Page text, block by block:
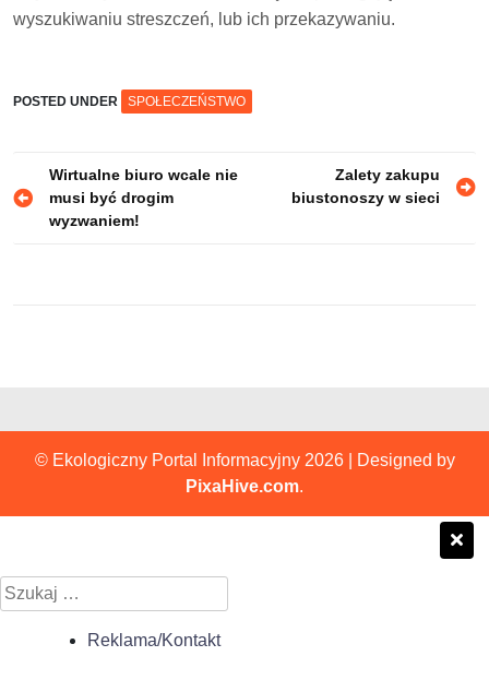
wyszukiwaniu streszczeń, lub ich przekazywaniu.
POSTED UNDER SPOŁECZEŃSTWO
Nawigacja
wpisu
Wirtualne biuro wcale nie
musi być drogim
wyzwaniem!
Zalety zakupu
biustonoszy w sieci
© Ekologiczny Portal Informacyjny 2026
Designed by
PixaHive.com.
Szukaj:
Reklama/Kontakt